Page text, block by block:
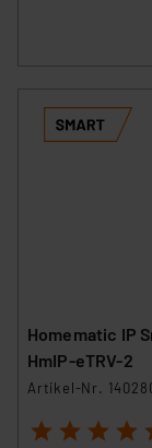
Homematic IP
HmIP-eTRV-2
Artikel-Nr.
1 2 3 4 5